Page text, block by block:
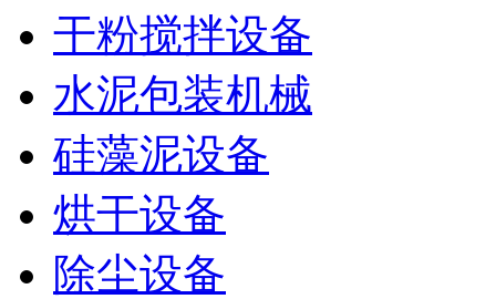
干粉搅拌设备
水泥包装机械
硅藻泥设备
烘干设备
除尘设备